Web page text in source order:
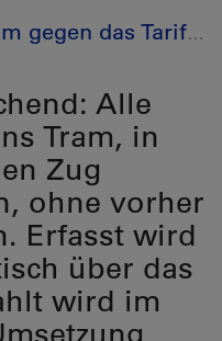
«lezzgo Plus»: gemeinsam gegen das Tarifwirrwarr
Alle
Tram, in
Zug
ohne vorher
Erfasst wird
über das
wird im